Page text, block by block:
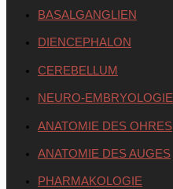
BASALGANGLIEN
DIENCEPHALON
CEREBELLUM
NEURO-EMBRYOLOGIE
ANATOMIE DES OHRES
ANATOMIE DES AUGES
PHARMAKOLOGIE